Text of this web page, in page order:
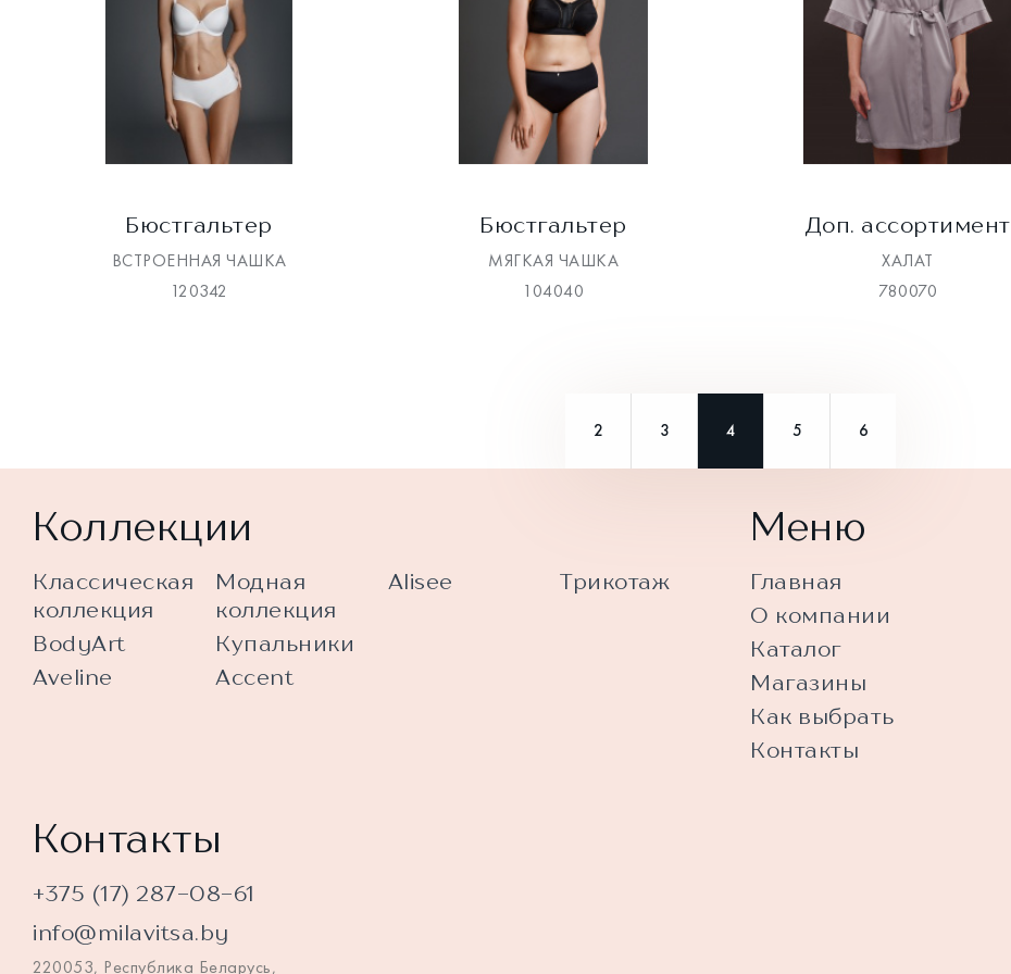
Бюстгальтер
ВСТРОЕННАЯ ЧАШКА
120342
Бюстгальтер
МЯГКАЯ ЧАШКА
104040
Доп. ассортимент
ХАЛАТ
780070
2 3 4 5 6
Коллекции
Классическая
коллекция
BodyArt
Aveline
Модная
коллекция
Купальники
Accent
Alisee Трикотаж
Меню
Главная
О компании
Каталог
Магазины
Как выбрать
Контакты
Контакты
+375 (17) 287-08-61
info@milavitsa.by
220053, Республика Беларусь,